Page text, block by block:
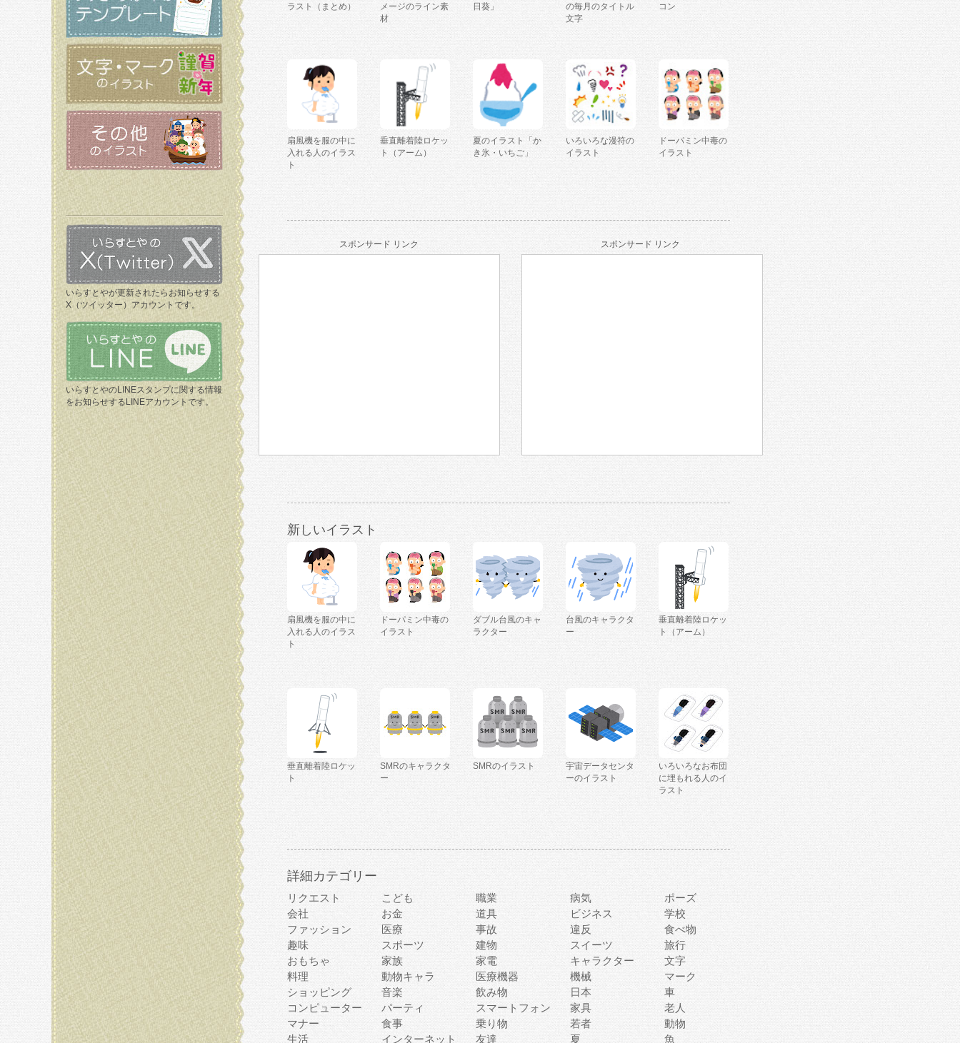
いらすとやが更新されたらお知らせする
X（ツイッター）アカウントです。
いらすとやのLINEスタンプに関する情報
をお知らせするLINEアカウントです。
ラスト（まとめ）
メージのライン素
材
日葵」
の毎月のタイトル
文字
コン
扇風機を服の中に
入れる人のイラス
ト
垂直離着陸ロケッ
ト（アーム）
夏のイラスト「か
き氷・いちご」
いろいろな漫符の
イラスト
ドーパミン中毒の
イラスト
スポンサード リンク スポンサード リンク
新しいイラスト
扇風機を服の中に
入れる人のイラス
ト
ドーパミン中毒の
イラスト
ダブル台風のキャ
ラクター
台風のキャラクタ
ー
垂直離着陸ロケッ
ト（アーム）
垂直離着陸ロケッ
ト
SMRのキャラクタ
ー
SMRのイラスト
宇宙データセンタ
ーのイラスト
いろいろなお布団
に埋もれる人のイ
ラスト
詳細カテゴリー
リクエスト こども 職業 病気
ポーズ
会社
お金 道具 ビジネス
学校
ファッション
医療 事故 違反
食べ物
趣味
スポーツ 建物 スイーツ
旅行
おもちゃ
家族 家電 キャラクター
文字
料理
動物キャラ 医療機器 機械
マーク
ショッピング
音楽 飲み物 日本
車
コンピューター
パーティ スマートフォン 家具
老人
マナー
食事 乗り物 若者
動物
生活
インターネット 友達 夏 魚